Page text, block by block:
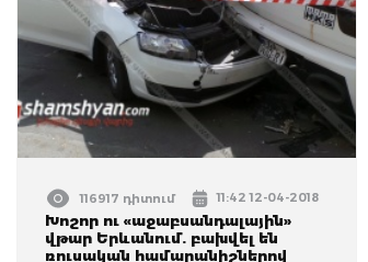
116917 դիտում 11:42 12-04-2018
Խոշոր ու «աջաբսանդալային»
վթար Երևանում. բախվել են
ռուսական համարանիշներով